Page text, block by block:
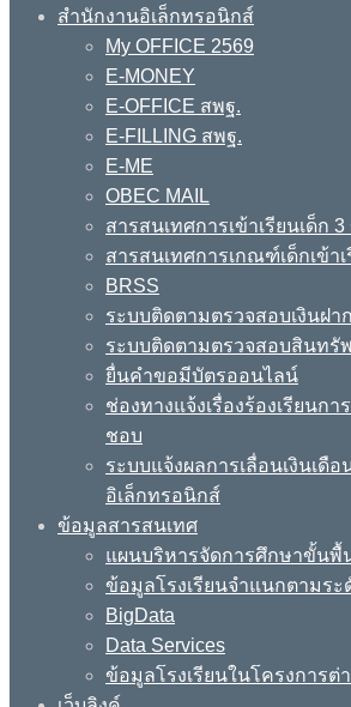
สำนักงานอิเล็กทรอนิกส์
My OFFICE 2569
E-MONEY
E-OFFICE สพฐ.
E-FILLING สพฐ.
E-ME
OBEC MAIL
สารสนเทศการเข้าเรียนเด็ก 3
สารสนเทศการเกณฑ์เด็กเข้า
BRSS
ระบบติดตามตรวจสอบเงินฝา
ระบบติดตามตรวจสอบสินทรั
ยื่นคำขอมีบัตรออนไลน์
ช่องทางแจ้งเรื่องร้องเรียนก
ชอบ
ระบบแจ้งผลการเลื่อนเงินเดื
อิเล็กทรอนิกส์
ข้อมูลสารสนเทศ
แผนบริหารจัดการศึกษาขั้นพื้
ข้อมูลโรงเรียนจำแนกตามร
BigData
Data Services
ข้อมูลโรงเรียนในโครงการต่